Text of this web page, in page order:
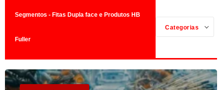
Segmentos - Fitas Dupla face e Produtos HB
Fuller
Categorias